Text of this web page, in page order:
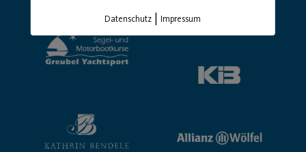
Datenschutz |Impressum